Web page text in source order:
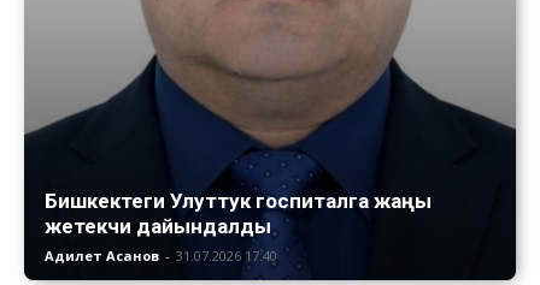
Бишкектеги Улуттук госпиталга жаңы
жетекчи дайындалды
Адилет Асанов - 31.07.2026 17:40